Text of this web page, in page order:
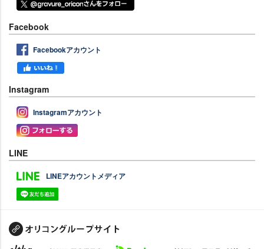
Facebook
Facebookアカウント
Instagram
Instagramアカウント
LINE
LINEアカウントメディア